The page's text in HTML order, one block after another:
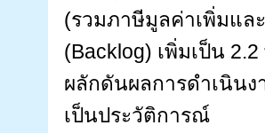
(รวมภาษีมูลค่าเพิ่มแล
(Backlog) เพิ่มเป็น
ผลักดันผลการดำเนินง
เป็นประวัติการณ์